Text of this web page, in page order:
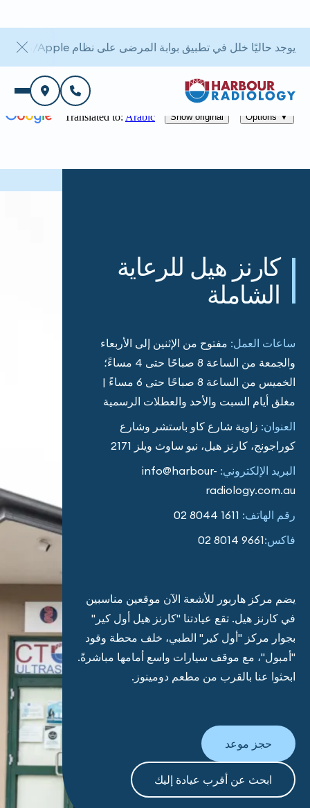
كارنز هيل للرعاية
الشاملة
ساعات العمل: مفتوح من الإثنين إلى الأربعاء
والجمعة من الساعة 8 صباحًا حتى 4 مساءً؛
الخميس من الساعة 8 صباحًا حتى 6 مساءً |
مغلق أيام السبت والأحد والعطلات الرسمية
العنوان: زاوية شارع كاو باستشر وشارع
كوراجونج، كارنز هيل، نيو ساوث ويلز 2171
البريد الإلكتروني: info@harbour-
radiology.com.au
رقم الهاتف: 02 8044 1611
فاكس:02 8014 9661
يضم مركز هاربور للأشعة الآن موقعين مناسبين
في كارنز هيل. تقع عيادتنا "كارنز هيل أول كير"
بجوار مركز "أول كير" الطبي، خلف محطة وقود
"أمبول"، مع موقف سيارات واسع أمامها مباشرةً.
ابحثوا عنا بالقرب من مطعم دومينوز.
حجز موعد
ابحث عن أقرب عيادة إليك
يوجد حاليًا خلل في تطبيق بوابة المرضى على نظام iOS/Apple. أما بوابة الويب فهي متاحة.